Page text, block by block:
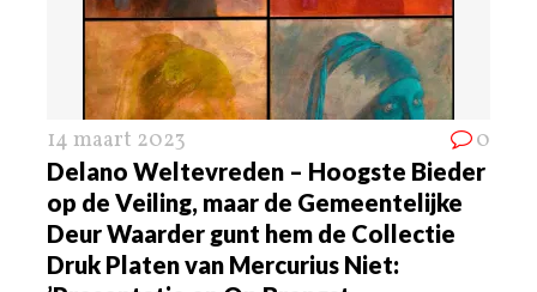
14 maart 2023 0
Delano Weltevreden – Hoogste Bieder
op de Veiling, maar de Gemeentelijke
Deur Waarder gunt hem de Collectie
Druk Platen van Mercurius Niet: